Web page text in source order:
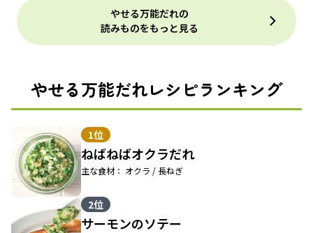
やせる万能だれの
読みものをもっと見る
やせる万能だれレシピランキング
1位
ねばねばオクラだれ
主な食材： オクラ / 長ねぎ
2位
サーモンのソテー